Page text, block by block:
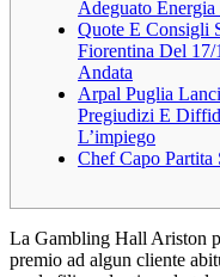
Adeguato
Quote E Consigli
Fiorentina Del
Andata
Arpal Puglia
Pregiudizi E
L’impiego
Chef Capo Partita
La Gambling Hall Ariston
premio ad algun cliente